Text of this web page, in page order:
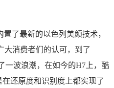
了最新的以色列美颜技术，
大消费者们的认可，到了
一波浪潮，在如今的H7上，酷
还原度和识别度上都实现了